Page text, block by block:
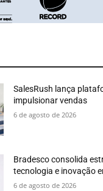
SalesRush lança
impulsionar vendas
6 de agosto de 2026
Bradesco consolida
tecnologia e inovação
6 de agosto de 2026